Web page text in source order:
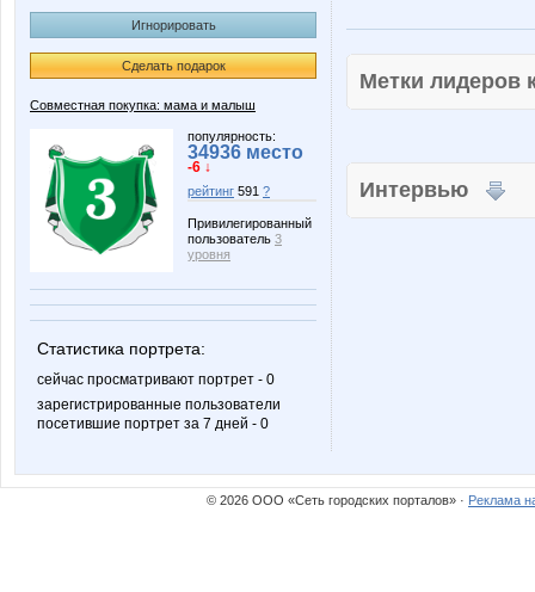
Игнорировать
Сделать подарок
Совместная покупка: мама и малыш
популярность:
34936 место
-6 ↓
рейтинг 591 ?
Привилегированный
пользователь 3
уровня
Статистика портрета:
сейчас просматривают портрет - 0
зарегистрированные пользователи
посетившие портрет за 7 дней - 0
Метки
Интервью
© 2026 ООО «Сеть городских порталов» · Реклама